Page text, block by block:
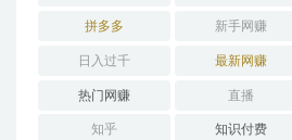
拼多多 新手网赚
日入过千 最新网赚
热门网赚 直播
知乎 知识付费